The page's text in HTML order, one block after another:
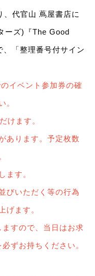
代官山 蔦屋書店に
ーズ)『The Good
「整理番号付サイン
イベント参加券の確
。
けます。
あります。予定枚数
ます。
びいただく等の行為
げます。
すので、当日はお求
ずお持ちください。